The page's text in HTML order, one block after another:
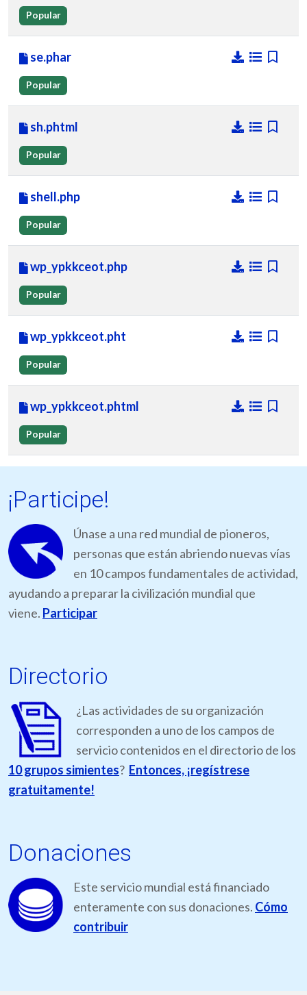
Popular
se.phar
Popular
sh.phtml
Popular
shell.php
Popular
wp_ypkkceot.php
Popular
wp_ypkkceot.pht
Popular
wp_ypkkceot.phtml
Popular
¡Participe!
Únase a una red mundial de pioneros,
personas que están abriendo nuevas vías
en 10 campos fundamentales de actividad,
ayudando a preparar la civilización mundial que
viene. Participar
Directorio
¿Las actividades de su organización
corresponden a uno de los campos de
servicio contenidos en el directorio de los
10 grupos simientes? Entonces, ¡regístrese
gratuitamente!
Donaciones
Este servicio mundial está financiado
enteramente con sus donaciones. Cómo
contribuir